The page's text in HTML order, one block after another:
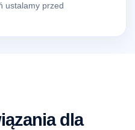
ustalamy przed
dla